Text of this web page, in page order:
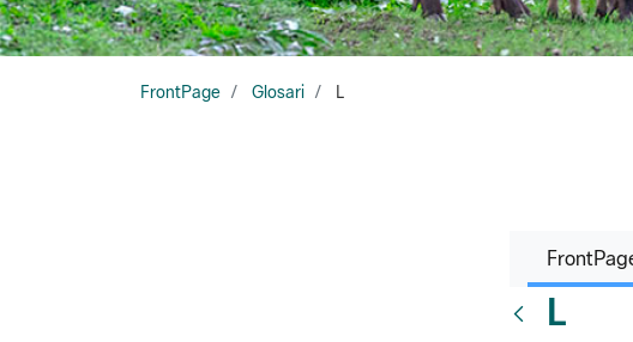
FrontPage Glosari L
L